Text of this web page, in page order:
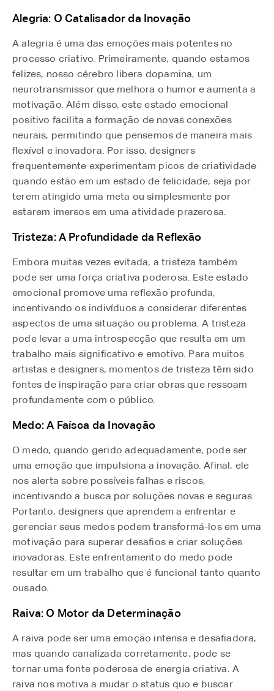
Alegria: O Catalisador da Inovação
A alegria é uma das emoções mais potentes no
processo criativo. Primeiramente, quando estamos
felizes, nosso cérebro libera dopamina, um
neurotransmissor que melhora o humor e aumenta a
motivação. Além disso, este estado emocional
positivo facilita a formação de novas conexões
neurais, permitindo que pensemos de maneira mais
flexível e inovadora. Por isso, designers
frequentemente experimentam picos de criatividade
quando estão em um estado de felicidade, seja por
terem atingido uma meta ou simplesmente por
estarem imersos em uma atividade prazerosa.
Tristeza: A Profundidade da Reflexão
Embora muitas vezes evitada, a tristeza também
pode ser uma força criativa poderosa. Este estado
emocional promove uma reflexão profunda,
incentivando os indivíduos a considerar diferentes
aspectos de uma situação ou problema. A tristeza
pode levar a uma introspecção que resulta em um
trabalho mais significativo e emotivo. Para muitos
artistas e designers, momentos de tristeza têm sido
fontes de inspiração para criar obras que ressoam
profundamente com o público.
Medo: A Faísca da Inovação
O medo, quando gerido adequadamente, pode ser
uma emoção que impulsiona a inovação. Afinal, ele
nos alerta sobre possíveis falhas e riscos,
incentivando a busca por soluções novas e seguras.
Portanto, designers que aprendem a enfrentar e
gerenciar seus medos podem transformá-los em uma
motivação para superar desafios e criar soluções
inovadoras. Este enfrentamento do medo pode
resultar em um trabalho que é funcional tanto quanto
ousado.
Raiva: O Motor da Determinação
A raiva pode ser uma emoção intensa e desafiadora,
mas quando canalizada corretamente, pode se
tornar uma fonte poderosa de energia criativa. A
raiva nos motiva a mudar o status quo e buscar